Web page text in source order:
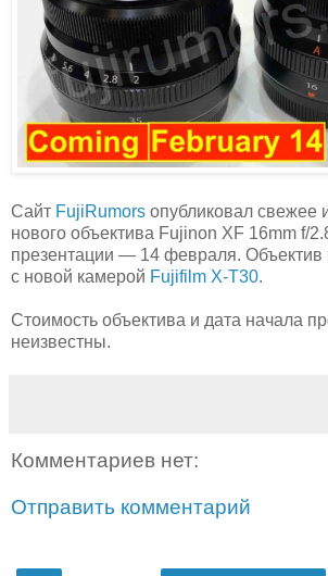
Сайт FujiRumors опубликовал свежее
нового объектива Fujinon XF 16mm f/
презентации — 14 февраля. Объектив
с новой камерой Fujifilm X-T30.
Стоимость объектива и дата начала
неизвестны.
Комментариев нет:
Отправить комментарий